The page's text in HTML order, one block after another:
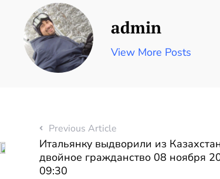
admin
View More Posts
Previous Article
Итальянку выдворили из
двойное гражданство 08 ноября
09:30